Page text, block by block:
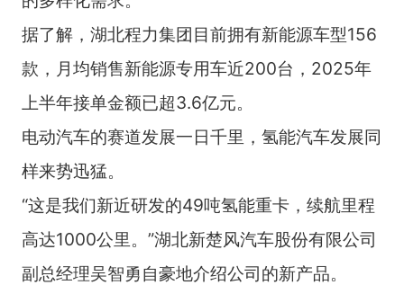
据了解，湖北程力集团目前拥有新能源车型156
款，月均销售新能源专用车近200台，2025年
上半年接单金额已超3.6亿元。
电动汽车的赛道发展一日千里，氢能汽车发展同
样来势迅猛。
“这是我们新近研发的49吨氢能重卡，续航里程
高达1000公里。”湖北新楚风汽车股份有限公司
副总经理吴智勇自豪地介绍公司的新产品。